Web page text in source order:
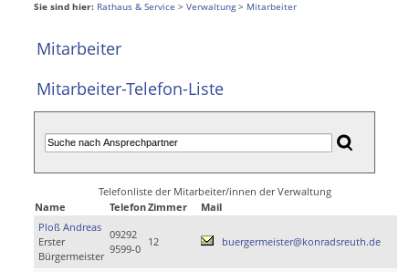
Sie sind hier: Rathaus & Service > Verwaltung> Mitarbeiter
Mitarbeiter
Mitarbeiter-Telefon-Liste
Telefonliste der Mitarbeiter/innen der Verwaltung
Name
TelefonZimmer
Mail
Ploß Andreas
Erster
Bürgermeister
09292
9599-0
12 buergermeister@konradsreuth.de